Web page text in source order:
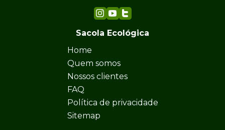
Sacola Ecológica
Home
Quem somos
Nossos clientes
FAQ
Política de privacidade
Sitemap